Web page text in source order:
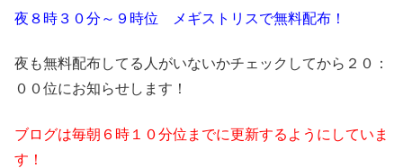
夜８時３０分～９時位 メギストリスで無料配布！
夜も無料配布してる人がいないかチェックしてから２０：
００位にお知らせします！
ブログは毎朝６時１０分位までに更新するようにしていま
す！